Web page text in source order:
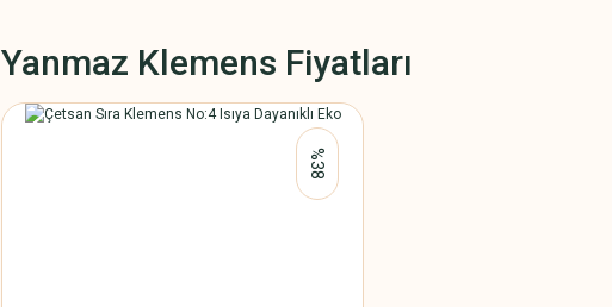
Yanmaz Klemens Fiyatları
%38